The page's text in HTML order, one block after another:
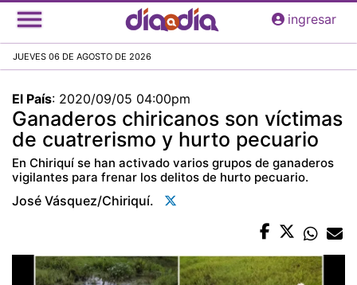
Pasar
al
principal
ingresar
JUEVES 06 DE AGOSTO DE 2026
El País: 2020/09/05 04:00pm
Ganaderos chiricanos son víctimas
de cuatrerismo y hurto pecuario
En Chiriquí se han activado varios grupos de ganaderos
vigilantes para frenar los delitos de hurto pecuario.
José Vásquez/chiriquí.